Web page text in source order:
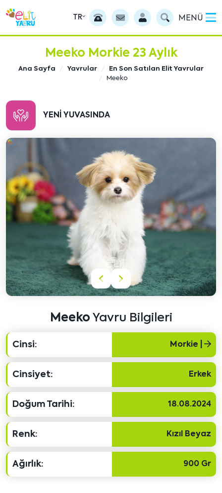
TR MENÜ
Meeko Morkie 23 Aylık
Ana Sayfa Yavrular
En Son Satılan Elit Yavrular
Meeko
YENI YUVASINDA
Önceki
içeriği
Sonraki
içeriği
Meeko Yavru Bilgileri
Cinsi: Morkie |
Cinsiyet: Erkek
Doğum Tarihi: 18.08.2024
Renk: Kızıl Beyaz
Ağırlık: 900 Gr